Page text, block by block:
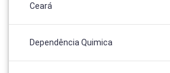
Ceará
Dependência Quimica